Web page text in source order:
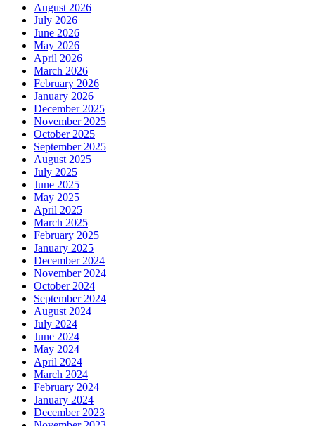
August 2026
July 2026
June 2026
May 2026
April 2026
March 2026
February 2026
January 2026
December 2025
November 2025
October 2025
September 2025
August 2025
July 2025
June 2025
May 2025
April 2025
March 2025
February 2025
January 2025
December 2024
November 2024
October 2024
September 2024
August 2024
July 2024
June 2024
May 2024
April 2024
March 2024
February 2024
January 2024
December 2023